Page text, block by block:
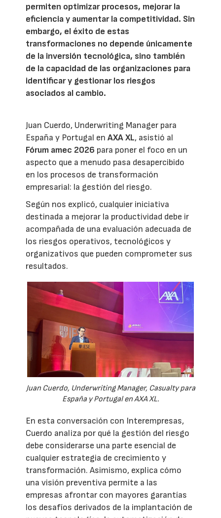
permiten optimizar procesos, mejorar la
eficiencia y aumentar la competitividad. Sin
embargo, el éxito de estas
transformaciones no depende únicamente
de la inversión tecnológica, sino también
de la capacidad de las organizaciones para
identificar y gestionar los riesgos
asociados al cambio.
Juan Cuerdo, Underwriting Manager para
España y Portugal enAXA XL, asistió al
Fórum amec 2026 para poner el foco en un
aspecto que a menudo pasa desapercibido
en los procesos de transformación
empresarial: la gestión del riesgo.
Según nos explicó, cualquier iniciativa
destinada a mejorar la productividad debe ir
acompañada de una evaluación adecuada de
los riesgos operativos, tecnológicos y
organizativos que pueden comprometer sus
resultados.
Juan Cuerdo, Underwriting Manager, Casualty para
España y Portugal en AXA XL.
En esta conversación con Interempresas,
Cuerdo analiza por qué la gestión del riesgo
debe considerarse una parte esencial de
cualquier estrategia de crecimiento y
transformación. Asimismo, explica cómo
una visión preventiva permite a las
empresas afrontar con mayores garantías
los desafíos derivados de la implantación de